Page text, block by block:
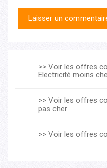
>> Voir les offres
Electricité moins
>> Voir les offres
pas cher
>> Voir les offres